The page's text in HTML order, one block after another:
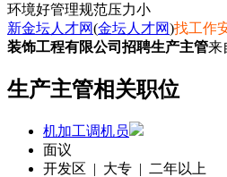
环境好管理规范压力小
新金坛人才网(金坛人才网)找工作
装饰工程有限公司招聘生产主管来
生产主管相关职位
机加工调机员
面议
开发区 | 大专 | 二年以上